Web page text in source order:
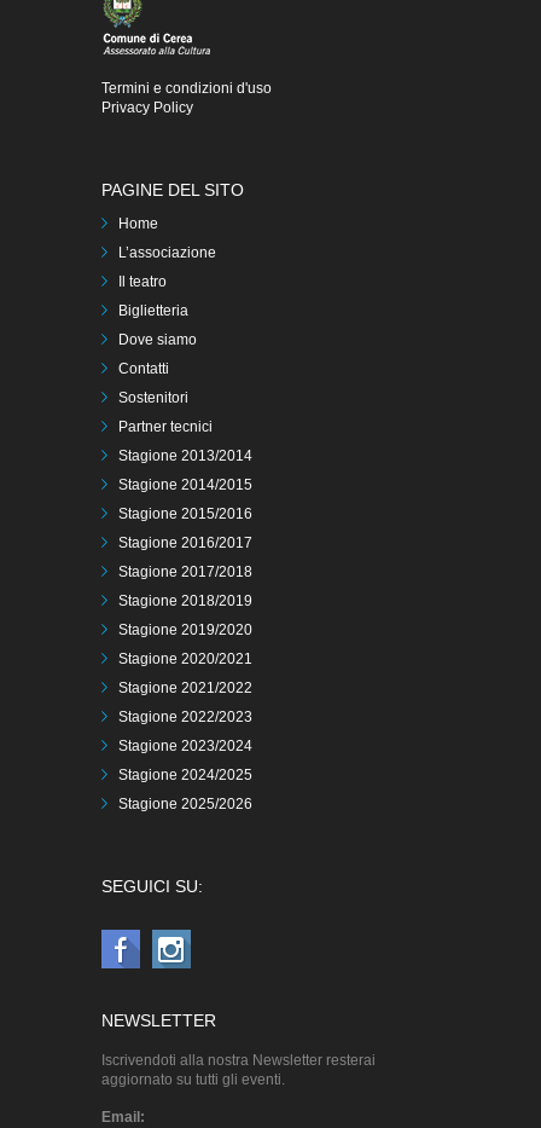
Termini e condizioni d'uso
Privacy Policy
PAGINE DEL SITO
Home
L’associazione
Il teatro
Biglietteria
Dove siamo
Contatti
Sostenitori
Partner tecnici
Stagione 2013/2014
Stagione 2014/2015
Stagione 2015/2016
Stagione 2016/2017
Stagione 2017/2018
Stagione 2018/2019
Stagione 2019/2020
Stagione 2020/2021
Stagione 2021/2022
Stagione 2022/2023
Stagione 2023/2024
Stagione 2024/2025
Stagione 2025/2026
SEGUICI SU:
NEWSLETTER
Iscrivendoti alla nostra Newsletter resterai
aggiornato su tutti gli eventi.
Email: